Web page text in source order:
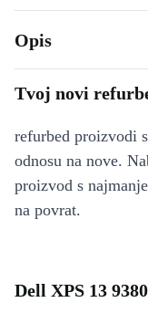
Opis
Tvoj novi
refurbed proizvodi
odnosu na nove.
proizvod s
na povrat.
Dell XPS 13